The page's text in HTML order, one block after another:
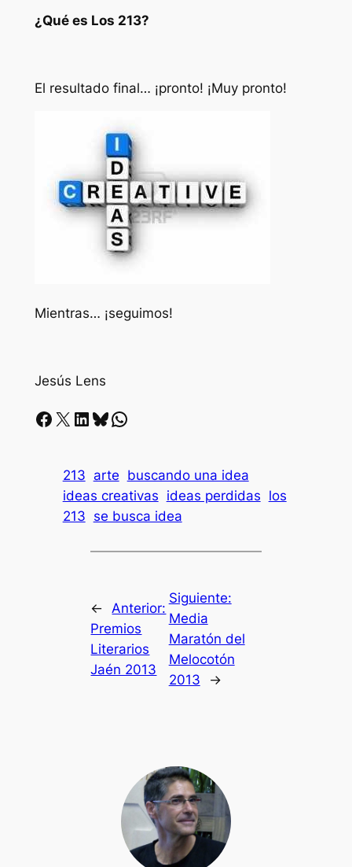
¿Qué es Los 213?
El resultado final… ¡pronto! ¡Muy pronto!
Mientras… ¡seguimos!
Jesús Lens
Facebook X LinkedIn Bluesky Whatsapp
213 arte buscando una idea
ideas creativas ideas perdidas los
213 se busca idea
←
Anterior:
Premios
Literarios
Jaén 2013
Siguiente:
Media
Maratón del
Melocotón
2013
→